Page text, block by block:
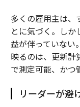
多くの雇用主は、
とに気づく。し
益が伴っていない
映るのは、更新計
で測定可能、かつ
リーダーが避